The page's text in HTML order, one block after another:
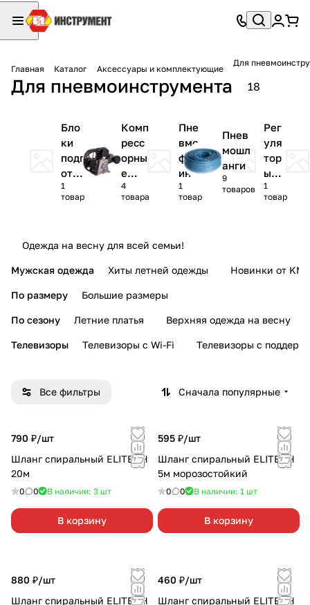
Главная Каталог Аксессуары и комплектующие
Для
Для пневмоинструмента 18
Бло
ки
подг
ото
вки
воз
1
товар
Комп
ресс
орны
е
голо
вки
4
товара
Пне
вмо
фит
инги
1
товар
Пнев
мошл
анги
9
товаров
Рег
уля
тор
ы
дав
лен
1
товар
Одежда на весну для всей семьи!
Мужская одежда Хиты летней одежды Новинки от KMI
По размеру Большие размеры
По сезону Летние платья Верхняя одежда на весну
Телевизоры Телевизоры с Wi-Fi Телевизоры с
Все фильтры Сначала популярные
790 ₽/шт
Шланг спиральный ELITECH
20м
0 0 В наличии: 3 шт
В корзину
595 ₽/шт
Шланг спиральный ELITECH
5м морозостойкий
0 0 В наличии: 1 шт
В корзину
880 ₽/шт
Шланг спиральный ELITECH
460 ₽/шт
Шланг спиральный ELITECH